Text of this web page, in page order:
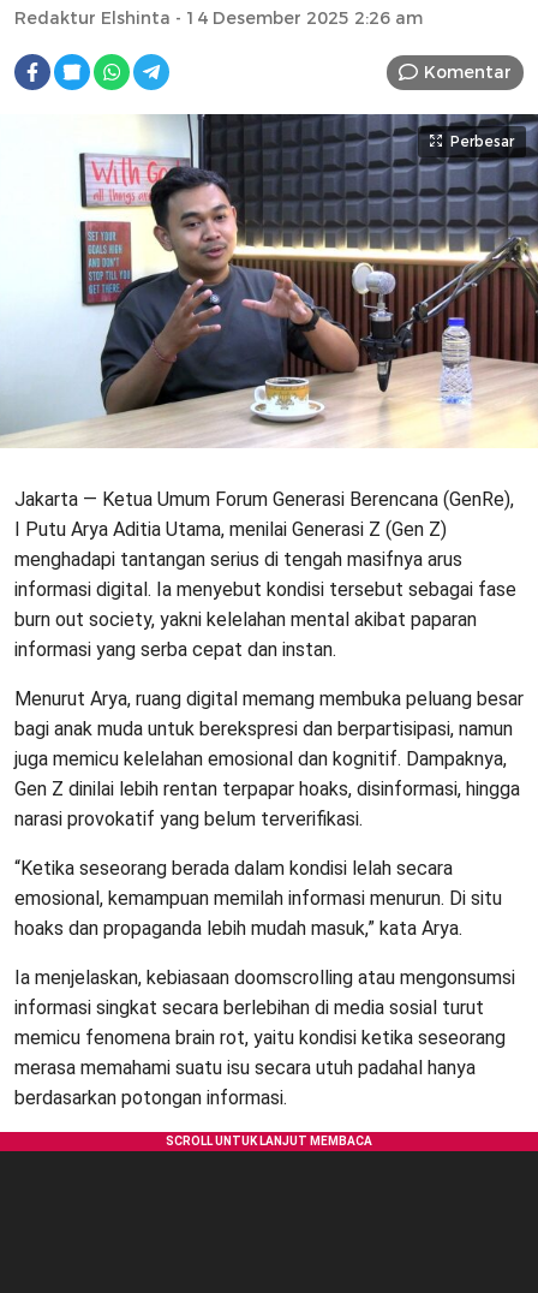
Redaktur Elshinta - 14 Desember 2025 2:26 am
Komentar
Perbesar
Jakarta — Ketua Umum Forum Generasi Berencana (GenRe),
I Putu Arya Aditia Utama, menilai Generasi Z (Gen Z)
menghadapi tantangan serius di tengah masifnya arus
informasi digital. Ia menyebut kondisi tersebut sebagai fase
burn out society, yakni kelelahan mental akibat paparan
informasi yang serba cepat dan instan.
Menurut Arya, ruang digital memang membuka peluang besar
bagi anak muda untuk berekspresi dan berpartisipasi, namun
juga memicu kelelahan emosional dan kognitif. Dampaknya,
Gen Z dinilai lebih rentan terpapar hoaks, disinformasi, hingga
narasi provokatif yang belum terverifikasi.
“Ketika seseorang berada dalam kondisi lelah secara
emosional, kemampuan memilah informasi menurun. Di situ
hoaks dan propaganda lebih mudah masuk,” kata Arya.
Ia menjelaskan, kebiasaan doomscrolling atau mengonsumsi
informasi singkat secara berlebihan di media sosial turut
memicu fenomena brain rot, yaitu kondisi ketika seseorang
merasa memahami suatu isu secara utuh padahal hanya
berdasarkan potongan informasi.